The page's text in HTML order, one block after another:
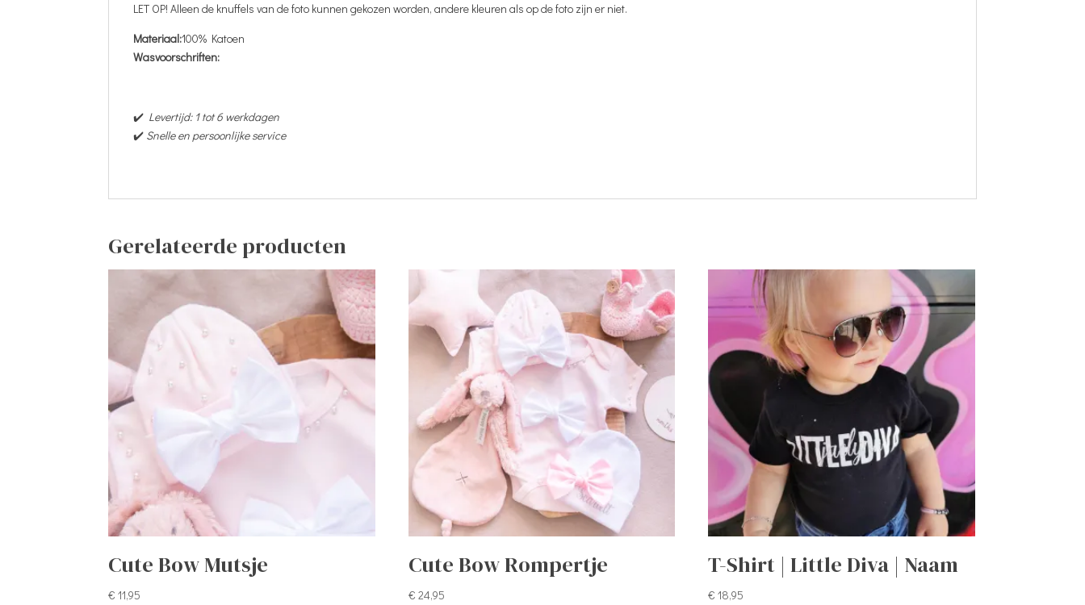
LET OP! Alleen de knuffels van de foto kunnen gekozen worden, andere kleuren als op de foto zijn er niet.
Materiaal:100% Katoen
Wasvoorschriften:
✔️ Levertijd: 1 tot 6 werkdagen
✔️ Snelle en persoonlijke service
Gerelateerde producten
Cute Bow Mutsje
€ 11,95
Cute Bow Rompertje
€ 24,95
T-Shirt | Little Diva | Naam
€ 18,95